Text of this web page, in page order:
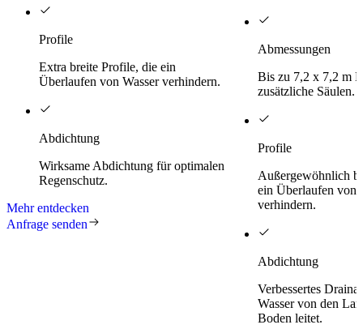
Profile
Extra breite Profile, die ein
Überlaufen von Wasser verhindern.
Abdichtung
Wirksame Abdichtung für optimalen
Regenschutz.
Mehr entdecken
Anfrage senden
Abmessungen
Bis zu 7,2 x 7,2 m
zusätzliche Säulen.
Profile
Außergewöhnlich
ein Überlaufen von
verhindern.
Abdichtung
Verbessertes
Wasser von den
Boden leitet.